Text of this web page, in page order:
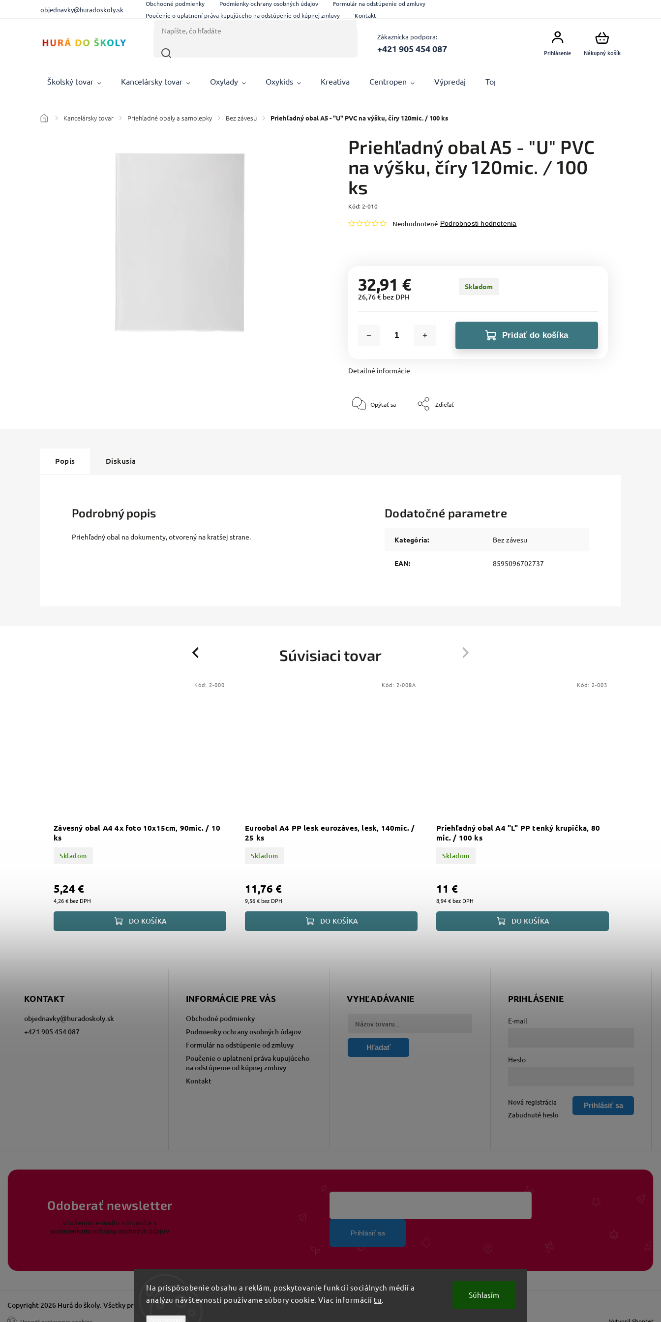
Na prispôsobenie obsahu a reklám, poskytovanie funkcií sociálnych médií a
analýzu návštevnosti používame súbory cookie. Viac informácií tu.
Súhlasím
objednavky@huradoskoly.sk
Obchodné podmienky Podmienky ochrany osobných údajov
Formulár na odstúpenie od zmluvy
Poučenie o uplatnení práva kupujúceho na odstúpenie od kúpnej zmluvy
Kontakt
Zákaznícka podpora:
+421 905 454 087 Nákupný košík
Prihlásenie
Školský tovar Kancelársky tovar Oxylady Oxykids Kreativa Centropen Výpredaj Top produkty
/ Kancelársky tovar / Priehľadné obaly a samolepky / Bez závesu / Priehľadný obal A5 - "U" PVC na výšku, číry 120mic. / 100 ks
Priehľadný obal A5 - "U" PVC
na výšku, číry 120mic. / 100
ks
Kód: 2-010
Neohodnotené Podrobnosti hodnotenia
32,91 €
26,76 € bez DPH
Skladom
Pridať do košíka
Detailné informácie
Opýtať sa Zdieľať
Popis Diskusia
Podrobný popis
Priehľadný obal na dokumenty, otvorený na kratšej strane.
Dodatočné parametre
Kategória: Bez závesu
EAN: 8595096702737
Súvisiaci tovar
Previous
Závesný obal A4 4x foto 10x15cm, 90mic. / 10
ks
Skladom
4,26 € bez DPH
5,24 €
DO KOŠÍKA
Kód: 2-000
Euroobal A4 PP lesk eurozáves, lesk, 140mic. /
25 ks
Skladom
9,56 € bez DPH
11,76 €
DO KOŠÍKA
Kód: 2-008A
Priehľadný obal A4 "L" PP tenký krupička, 80
mic. / 100 ks
Skladom
8,94 € bez DPH
11 €
DO KOŠÍKA
Kód: 2-003
Next
KONTAKT
objednavky@huradoskoly.sk
+421 905 454 087
INFORMÁCIE PRE VÁS
Obchodné podmienky
Podmienky ochrany osobných údajov
Formulár na odstúpenie od zmluvy
Poučenie o uplatnení práva kupujúceho
na odstúpenie od kúpnej zmluvy
Kontakt
Odoberať newsletter
Vložením e-mailu súhlasíte s
podmienkami ochrany osobných údajov Prihlásiť sa
VYHĽADÁVANIE
Hľadať
PRIHLÁSENIE
E-mail
Heslo
Prihlásiť sa
Nová registrácia
Zabudnuté heslo
Copyright 2026 Hurá do školy . Všetky práva vyhradené.